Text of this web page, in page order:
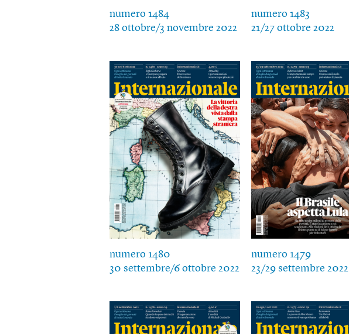
numero 1484
28 ottobre/3 novembre 2022
numero 1483
21/27 ottobre 2022
numero 1480
30 settembre/6 ottobre 2022
numero 1479
23/29 settembre 2022